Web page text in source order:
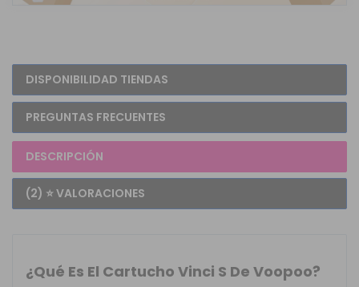
DISPONIBILIDAD TIENDAS
PREGUNTAS FRECUENTES
DESCRIPCIÓN
(2) ⭐ VALORACIONES
¿Qué Es El Cartucho Vinci S De Voopoo?